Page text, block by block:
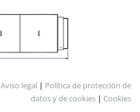
Aviso legal | Política de protección de
datos y de cookies | Cookies